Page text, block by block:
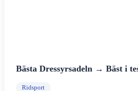
Bästa Dressyrsadeln → Bäst i
Ridsport